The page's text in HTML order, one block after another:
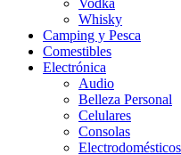
Vodka
Whisky
Camping y Pesca
Comestibles
Electrónica
Audio
Belleza Personal
Celulares
Consolas
Electrodomésticos